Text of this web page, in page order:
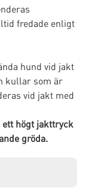
fredade enligt
hund vid jakt
kullar som är
vid jakt med
högt jakttryck
gröda.